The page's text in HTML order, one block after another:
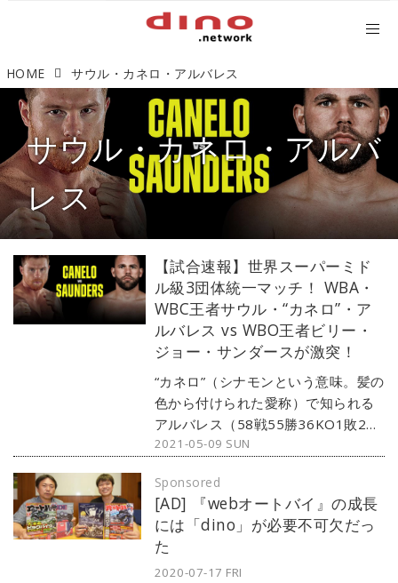
HOME サウル・カネロ・アルバレス
サウル・カネロ・アルバ
レス
【試合速報】世界スーパーミド
ル級3団体統一マッチ！ WBA・
WBC王者サウル・“カネロ”・ア
ルバレス vs WBO王者ビリー・
ジョー・サンダースが激突！
“カネロ”（シナモンという意味。髪の
色から付けられた愛称）で知られる
アルバレス（58戦55勝36KO1敗2
分）と、サンダース（30戦30勝
体統一戦。コロナ禍が沈静化の兆し
を見せる米国テキサス州アーリント
ンのAT&Tスタジアムで7万人もの観
客を集めるリアル・ビッグイベント
として開催された。
2021-05-09 SUN
[AD] 『webオートバイ』の成長
には「dino」が必要不可欠だっ
た
Sponsored
2020-07-17 FRI